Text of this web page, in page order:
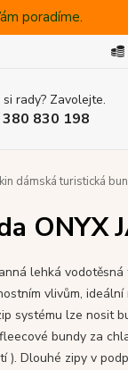
poradíme.
rady? Zavolejte.
830 198
dámská turistická
ONYX
lehká
vlivům,
systému lze nosit
bundy za
). Dlouhé zipy v